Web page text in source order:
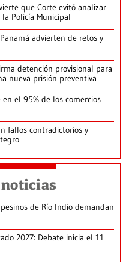
que Corte evitó analizar
Policía Municipal
advierten de retos y
detención provisional para
nueva prisión preventiva
el 95% de los comercios
fallos contradictorios y
de Río Indio demandan
2027: Debate inicia el 11